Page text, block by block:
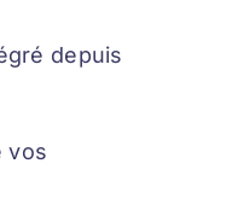
depuis
vos